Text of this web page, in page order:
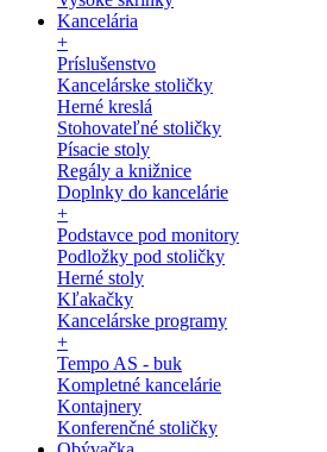
Kancelária
+
Príslušenstvo
Kancelárske stoličky
Herné kreslá
Stohovateľné stoličky
Písacie stoly
Regály a knižnice
Doplnky do kancelárie
+
Podstavce pod monitory
Podložky pod stoličky
Herné stoly
Kľakačky
Kancelárske programy
+
Tempo AS - buk
Kompletné kancelárie
Kontajnery
Konferenčné stoličky